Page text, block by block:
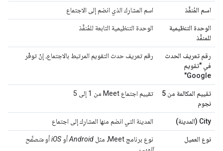
اسم المُنفِّذ اسم المشارِك الذي انضم إلى الاجتماع
الوحدة التنظيمية
للمنفِّذ
الوحدة التنظيمية التابعة للمُنفِّذ
رقم تعريف الحدث
في "تقويم
Google"
رقم تعريف حدث التقويم المرتبط بالاجتماع، إنْ توفّر
تقييم المكالمة من 5
نجوم
تقييم اجتماع Meet من 1 إلى 5
City (المدينة) المدينة التي انضم منها المشارِك إلى اجتماع
نوع العميل نوع برنامج Meet، مثل Androidأو iOSأومتصفِّح
الويب